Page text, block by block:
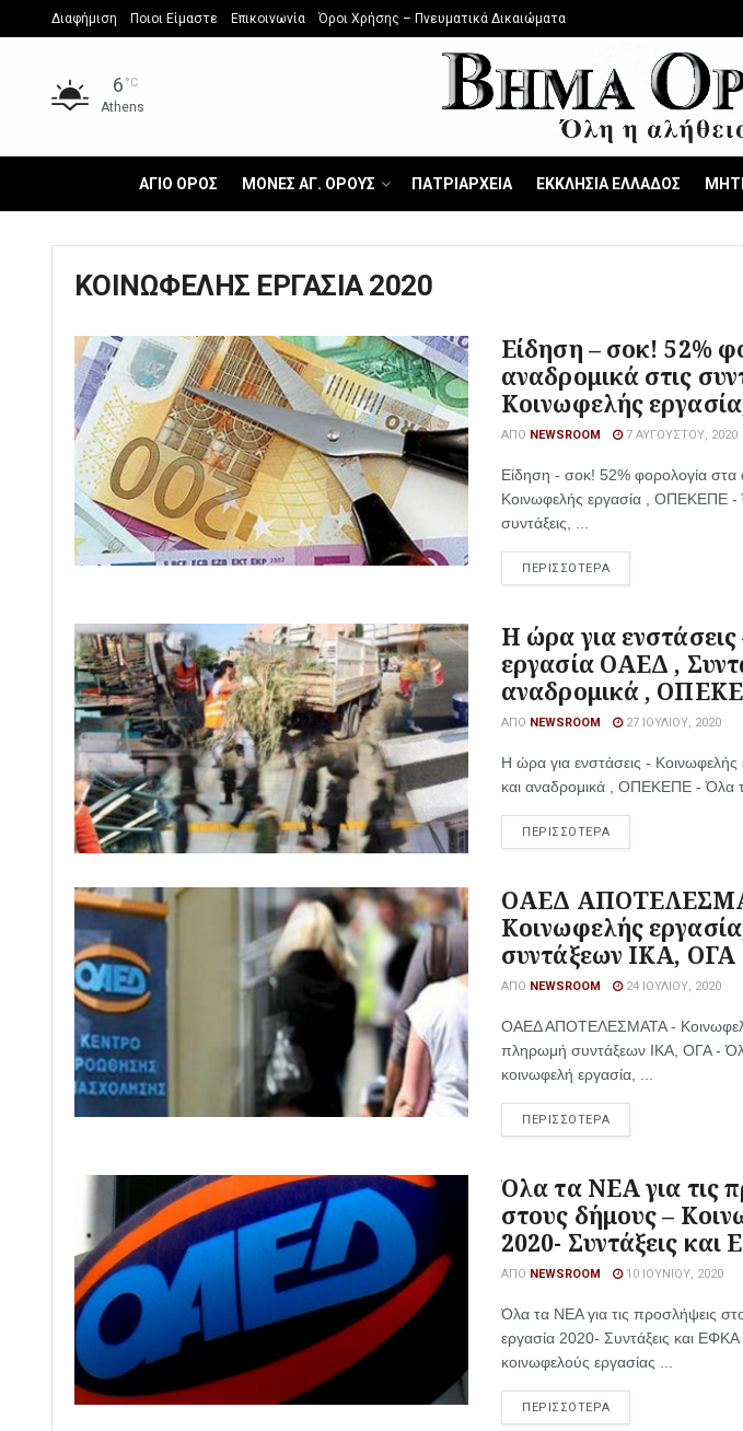
Διαφήμιση Ποιοι Είμαστε Επικοινωνία Όροι Χρήσης – Πνευματικά Δικαιώματα
6 °C
Athens
ΑΓΙΟ ΟΡΟΣ ΜΟΝΕΣ ΑΓ. ΟΡΟΥΣ ΠΑΤΡΙΑΡΧΕΙΑ ΕΚΚΛΗΣΙΑ ΕΛΛΑΔΟΣ
ΚΟΙΝΩΦΕΛΗΣ ΕΡΓΑΣΙΑ 2020
Είδηση – σοκ! 52%
αναδρομικά στις
Κοινωφελής
ΑΠΌ NEWSROOM 7 ΑΥΓΟΎΣΤΟΥ, 2020
Είδηση - σοκ! 52% φορολογία στα
Κοινωφελής εργασία , ΟΠΕΚΕΠΕ -
συντάξεις, ...
ΠΕΡΙΣΣΟΤΕΡΑ
Η ώρα για
εργασία ΟΑΕΔ ,
αναδρομικά ,
ΑΠΌ NEWSROOM 27 ΙΟΥΛΊΟΥ, 2020
Η ώρα για ενστάσεις -
και αναδρομικά , ΟΠΕΚΕΠΕ - Όλα
ΠΕΡΙΣΣΟΤΕΡΑ
ΟΑΕΔ
Κοινωφελής
συντάξεων ΙΚΑ, ΟΓΑ
ΑΠΌ NEWSROOM 24 ΙΟΥΛΊΟΥ, 2020
ΟΑΕΔ ΑΠΟΤΕΛΕΣΜΑΤΑ -
πληρωμή συντάξεων ΙΚΑ, ΟΓΑ -
κοινωφελή εργασία, ...
ΠΕΡΙΣΣΟΤΕΡΑ
Όλα τα ΝΕΑ για τις
στους δήμους –
2020- Συντάξεις
ΑΠΌ NEWSROOM 10 ΙΟΥΝΊΟΥ, 2020
Όλα τα ΝΕΑ για τις προσλήψεις
εργασία 2020- Συντάξεις και
κοινωφελούς εργασίας ...
ΠΕΡΙΣΣΟΤΕΡΑ